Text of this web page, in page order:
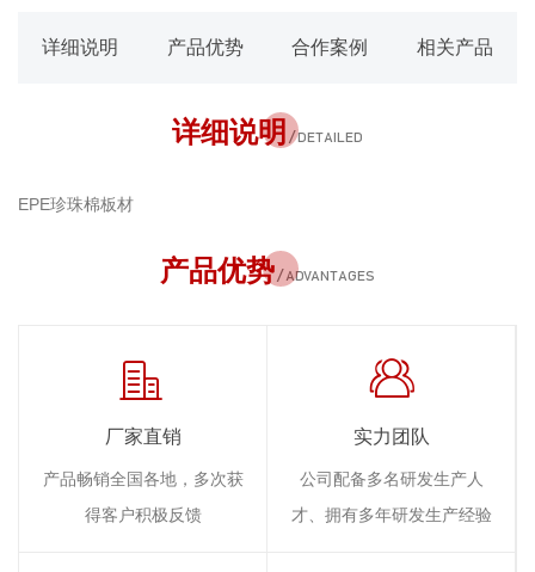
详细说明 产品优势 合作案例 相关产品
详细说明 / DETAILED
EPE珍珠棉板材
产品优势/ ADVANTAGES
厂家直销
产品畅销全国各地，多次获
得客户积极反馈
实力团队
公司配备多名研发生产人
才、拥有多年研发生产经验